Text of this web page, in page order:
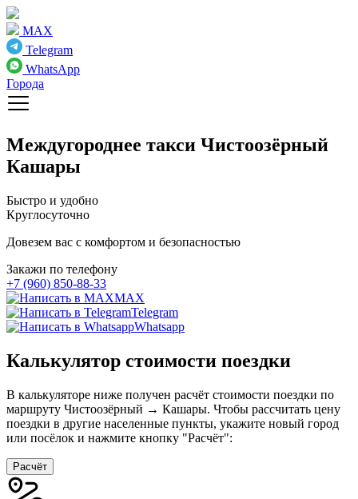
MAX
Telegram
WhatsApp
Города
Междугороднее такси Чистоозёрный
Кашары
Быстро и удобно
Круглосуточно
Довезем вас с комфортом и безопасностью
Закажи по телефону
+7 (960) 850-88-33
MAX
Telegram
Whatsapp
Калькулятор стоимости поездки
В калькуляторе ниже получен расчёт стоимости поездки по
маршруту Чистоозёрный → Кашары. Чтобы рассчитать цену
поездки в другие населенные пункты, укажите новый город
или посёлок и нажмите кнопку "Расчёт":
Расчёт